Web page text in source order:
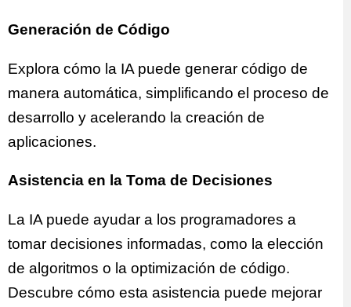
Generación de Código
Explora cómo la IA puede generar código de
manera automática, simplificando el proceso de
desarrollo y acelerando la creación de
aplicaciones.
Asistencia en la Toma de Decisiones
La IA puede ayudar a los programadores a
tomar decisiones informadas, como la elección
de algoritmos o la optimización de código.
Descubre cómo esta asistencia puede mejorar